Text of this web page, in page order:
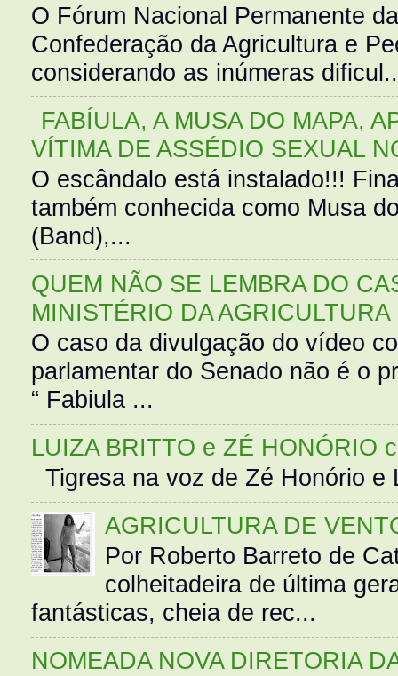
O Fórum Nacional Permanente
Confederação da Agricultura e
considerando as inúmeras
FABÍULA, A MUSA DO MAPA,
VÍTIMA DE ASSÉDIO SEXUAL
O escândalo está instalado!!!
também conhecida como Musa
(Band),...
QUEM NÃO SE LEMBRA DO
MINISTÉRIO DA AGRICULTURA
O caso da divulgação do vídeo
parlamentar do Senado não é o
“ Fabiula ...
LUIZA BRITTO e ZÉ HONÓRIO
Tigresa na voz de Zé Honório
AGRICULTURA DE
Por Roberto Barreto de
colheitadeira de última
fantásticas, cheia de rec...
NOMEADA NOVA DIRETORIA